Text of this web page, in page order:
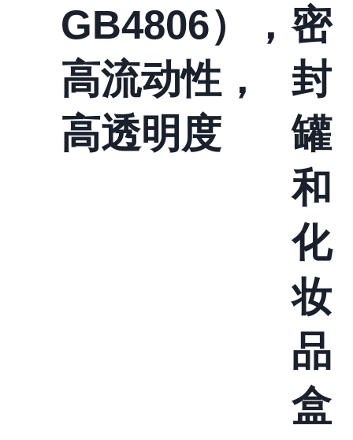
GB4806），
高流动性，
高透明度
密
封
罐
和
化
妆
品
盒